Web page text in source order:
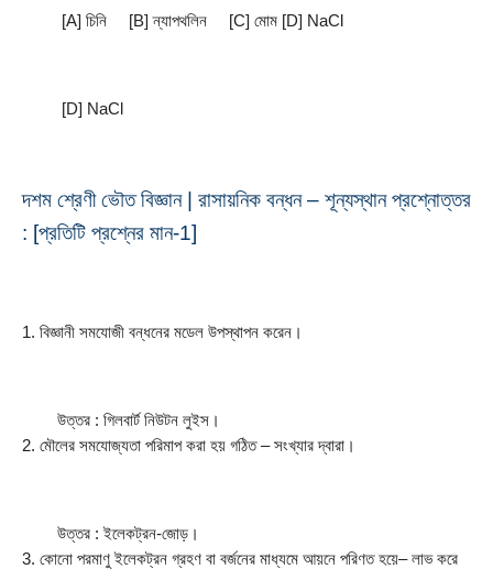
[A] চিনি     [B] ন্যাপথলিন     [C] মােম [D] NaCl
[D] NaCl
দশম শ্রেণী ভৌত বিজ্ঞান | রাসায়নিক বন্ধন – শূন্যস্থান প্রশ্নোত্তর
: [প্রতিটি প্রশ্নের মান-1]
1. বিজ্ঞানী সমযােজী বন্ধনের মডেল উপস্থাপন করেন।
উত্তর : গিলবার্ট নিউটন লুইস।
2. মৌলের সমযােজ্যতা পরিমাপ করা হয় গঠিত – সংখ্যার দ্বারা।
উত্তর : ইলেকট্রন-জোড়।
3. কোনাে পরমাণু ইলেকট্রন গ্রহণ বা বর্জনের মাধ্যমে আয়নে পরিণত হয়ে– লাভ করে